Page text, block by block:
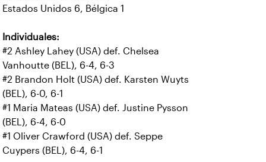
Estados Unidos 6, Bélgica 1
Individuales:
#2 Ashley Lahey (USA) def. Chelsea
Vanhoutte (BEL), 6-4, 6-3
#2 Brandon Holt (USA) def. Karsten Wuyts
(BEL), 6-0, 6-1
#1 Maria Mateas (USA) def. Justine Pysson
(BEL), 6-4, 6-0
#1 Oliver Crawford (USA) def. Seppe
Cuypers (BEL), 6-4, 6-1